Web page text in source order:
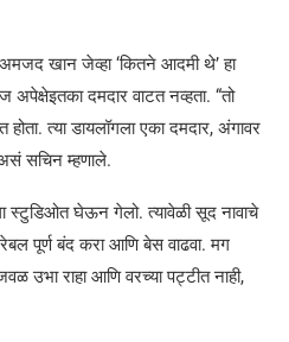
अमजद खान जेव्हा ‘कितने आदमी थे’ हा
अपेक्षेइतका दमदार वाटत नव्हता. “तो
त्या डायलॉगला एका दमदार, अंगावर
असं सचिन म्हणाले.
स्टुडिओत घेऊन गेलो. त्यावेळी सूद नावाचे
पूर्ण बंद करा आणि बेस वाढवा. मग
उभा राहा आणि वरच्या पट्टीत नाही,